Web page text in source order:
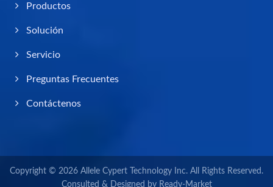
Productos
Solución
Servicio
Preguntas Frecuentes
Contáctenos
Copyright © 2026 Allele Cypert Technology Inc. All Rights Reserved.
Consulted & Designed by Ready-Market